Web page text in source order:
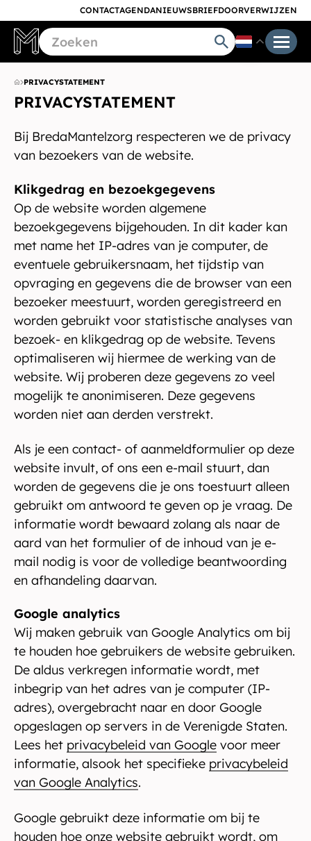
CONTACTAGENDANIEUWSBRIEFDOORVERWIJZEN
PRIVACYSTATEMENT
PRIVACYSTATEMENT
Bij BredaMantelzorg respecteren we de privacy
van bezoekers van de website.
Klikgedrag en bezoekgegevens
Op de website worden algemene
bezoekgegevens bijgehouden. In dit kader kan
met name het IP-adres van je computer, de
eventuele gebruikersnaam, het tijdstip van
opvraging en gegevens die de browser van een
bezoeker meestuurt, worden geregistreerd en
worden gebruikt voor statistische analyses van
bezoek- en klikgedrag op de website. Tevens
optimaliseren wij hiermee de werking van de
website. Wij proberen deze gegevens zo veel
mogelijk te anonimiseren. Deze gegevens
worden niet aan derden verstrekt.
Als je een contact- of aanmeldformulier op deze
website invult, of ons een e-mail stuurt, dan
worden de gegevens die je ons toestuurt alleen
gebruikt om antwoord te geven op je vraag. De
informatie wordt bewaard zolang als naar de
aard van het formulier of de inhoud van je e-
mail nodig is voor de volledige beantwoording
en afhandeling daarvan.
Google analytics
Wij maken gebruik van Google Analytics om bij
te houden hoe gebruikers de website gebruiken.
De aldus verkregen informatie wordt, met
inbegrip van het adres van je computer (IP-
adres), overgebracht naar en door Google
opgeslagen op servers in de Verenigde Staten.
Lees het privacybeleid van Google voor meer
informatie, alsook het specifieke privacybeleid
van Google Analytics.
Google gebruikt deze informatie om bij te
houden hoe onze website gebruikt wordt, om